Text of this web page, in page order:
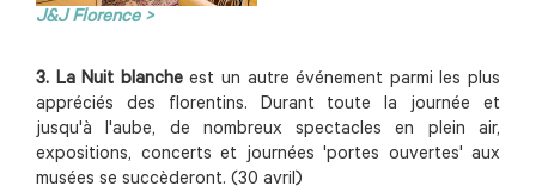
J&J Florence >
3. La Nuit blancheest un autre événement parmi les plus
appréciés des florentins. Durant toute la journée et
jusqu'à l'aube, de nombreux spectacles en plein air,
expositions, concerts et journées 'portes ouvertes' aux
musées se succèderont. (30 avril)